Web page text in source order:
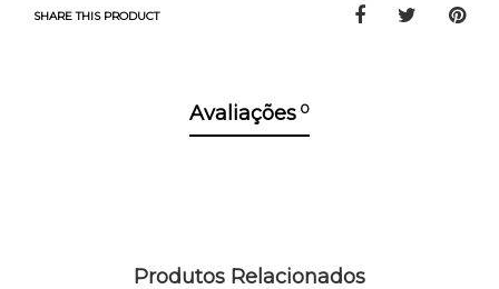
SHARE THIS PRODUCT
Avaliações 0
Produtos Relacionados